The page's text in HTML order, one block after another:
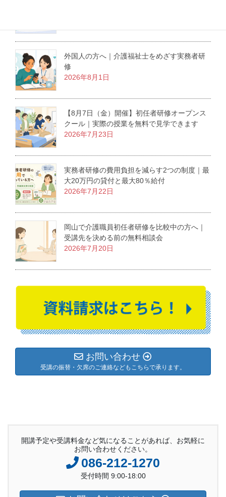
外国人の方へ｜介護福祉士をめざす実務者研
修
2026年8月1日
【8月7日（金）開催】初任者研修オープンス
クール｜実際の授業を無料で見学できます
2026年7月23日
実務者研修の費用負担を減らす2つの制度｜最
大20万円の貸付と最大80％給付
2026年7月22日
岡山で介護職員初任者研修を比較中の方へ｜
受講先を決める前の無料相談会
2026年7月20日
お問い合わせ
受講の振替・欠席のご連絡などもこちらで承ります。
開講予定や受講料金など気になることがあれば、お気軽に
お問い合わせください。
086-212-1270
受付時間 9:00-18:00